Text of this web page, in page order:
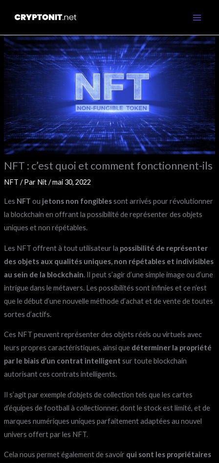
NFT : c’est quoi et comment fonctionnent-ils
NFT / Par Nit/mai 30, 2022
Les NFT ou jetons non fongiblessont arrivés pour révolutionner
la blockchain en offrant la possibilité de représenter des objets
uniques et non répétables.
Les NFT offrent à tout utilisateur la possibilité de représenter
des objets aux qualités uniques, non répétables et indivisibles
au sein de la blockchain. Il peut s’agir d’une simple image ou d’une
intrigue dans le métavers. Les possibilités sont infinies et ce n’est
que le début d’une nouvelle méthode d’achat et de vente de toutes
sortes d’actifs.
Ces NFT peuvent représenter des objets réels ou virtuels avec
leurs propres caractéristiques, ainsi que déterminer la propriété
par le biais d’un contrat intelligent sur toute blockchain
autorisant ces contrats intelligents.
Il s’agit par exemple d’objets de collection tels que les cartes
d’équipes de football à collectionner, dont le stock est limité, et de
marques numériques uniques parfaitement adaptées au nouvel
univers offert par les NFT.
Cela nous permet également de savoir qui sont les propriétaires